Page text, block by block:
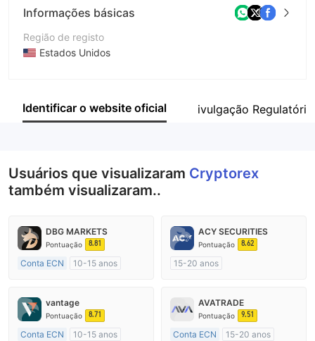
Informações básicas
Região de registo
Estados Unidos
Empresa
Identificar o website oficial ivulgação Regulatória
Usuários que visualizaram Cryptorex
também visualizaram..
DBG MARKETS
Pontuação 8.81
Conta ECN
10-15 anos
Market Marketing (MM)
Etiqueta principal MT4
ACY SECURITIES
Pontuação 8.62
15-20 anos
Etiqueta principal MT4
vantage
Pontuação 8.71
Conta ECN
10-15 anos
AVATRADE
Pontuação 9.51
Conta ECN
15-20 anos